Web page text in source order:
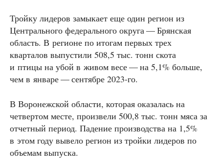
Тройку лидеров замыкает еще один регион из
Центрального федерального округа — Брянская
область. В регионе по итогам первых трех
кварталов выпустили 508,5 тыс. тонн скота
и птицы на убой в живом весе — на 5,1% больше,
чем в январе — сентябре 2023-го.
В Воронежской области, которая оказалась на
четвертом месте, произвели 500,8 тыс. тонн мяса за
отчетный период. Падение производства на 1,5%
в этом году вывело регион из тройки лидеров по
объемам выпуска.